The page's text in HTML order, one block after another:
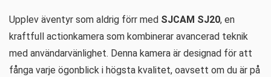
Upplev äventyr som aldrig förr med SJCAM SJ20, en
kraftfull actionkamera som kombinerar avancerad teknik
med användarvänlighet. Denna kamera är designad för att
fånga varje ögonblick i högsta kvalitet, oavsett om du är på